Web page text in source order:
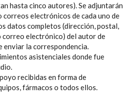
hasta cinco autores). Se adjuntarán
electrónicos de cada uno de
datos completos (dirección, postal,
electrónico) del autor de
enviar la correspondencia.
asistenciales donde fue
recibidas en forma de
fármacos o todos ellos.